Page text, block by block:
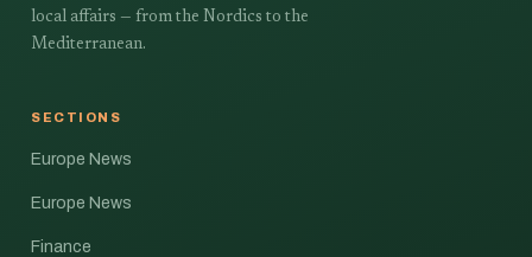
local affairs — from the Nordics to the
Mediterranean.
SECTIONS
Europe News
Europe News
Finance